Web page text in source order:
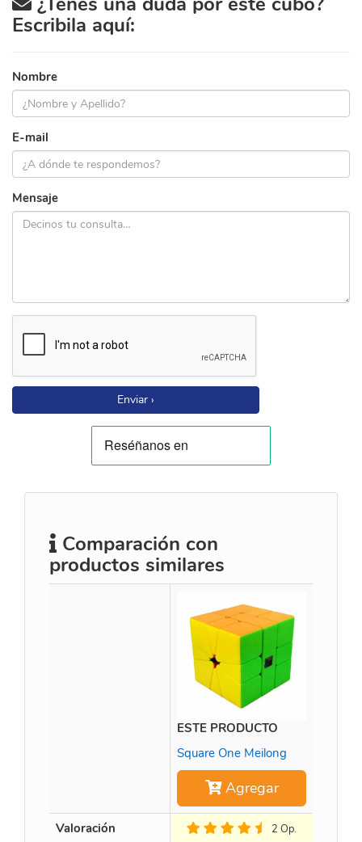
Escribila aquí:
Nombre
E-mail
Mensaje
Enviar ›
Comparación con
productos similares
ESTE PRODUCTO
Square One Meilong
Agregar
Valoración 2 Op.